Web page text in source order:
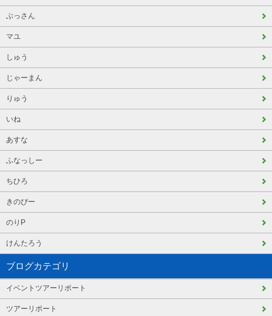
ぶっさん
マユ
しゅう
じゃーまん
りゅう
いね
あすな
ふなっしー
ちひろ
きのぴー
のりP
けんたろう
ブログカテゴリ
イベントツアーリポート
ツアーリポート